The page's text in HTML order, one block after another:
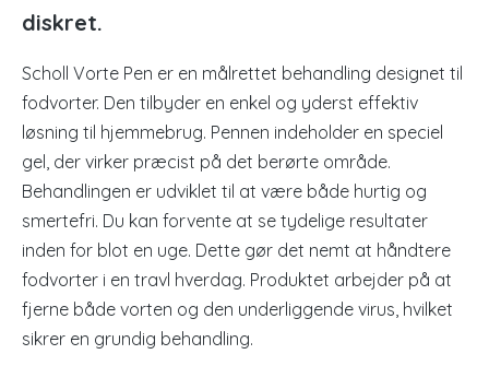
diskret.
Scholl Vorte Pen er en målrettet behandling designet til
fodvorter. Den tilbyder en enkel og yderst effektiv
løsning til hjemmebrug. Pennen indeholder en speciel
gel, der virker præcist på det berørte område.
Behandlingen er udviklet til at være både hurtig og
smertefri. Du kan forvente at se tydelige resultater
inden for blot en uge. Dette gør det nemt at håndtere
fodvorter i en travl hverdag. Produktet arbejder på at
fjerne både vorten og den underliggende virus, hvilket
sikrer en grundig behandling.